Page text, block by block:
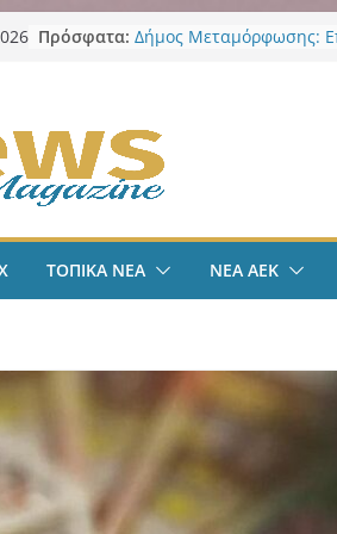
εργαλείων
Πρόσφατα: Δήμος Νέας Ιωνίας:
Αντιδημάρχου Παιδείας
Προσχολικής Αγωγής,
αλλαγή του νομοθετικού
ΑΕΚ Ποδόσφαιρο: Στην
και πιάνει δουλειά στα
LIVE “ΑΕΚ – Βυζαντινή
και Κώστα Λαγάκη
AEK Χάντμπολ Ανδρών:
Πραγματοποιήθηκε η
συγκέντρωση και
ΤΟΠΙΚΑ ΝΕΑ ΝΕΑ ΑΕΚ